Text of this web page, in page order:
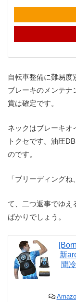
自転車整備に難易度
ブレーキのメンテナ
賞は確定です。
ネックはブレーキオ
トクセです。油圧
のです。
「ブリーディングね
て、二つ返事でゆえ
ばかりでしょう。
新
間